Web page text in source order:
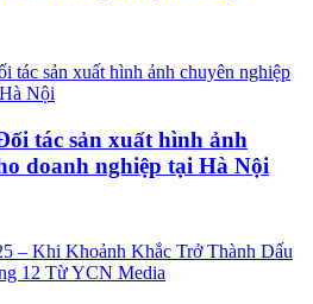
tác sản xuất hình ảnh
doanh nghiệp tại Hà Nội